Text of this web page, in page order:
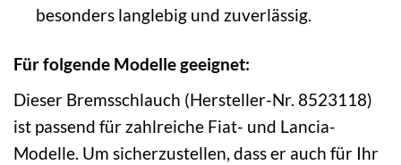
besonders langlebig und zuverlässig.
Für folgende Modelle geeignet:
Dieser Bremsschlauch (Hersteller-Nr. 8523118)
ist passend für zahlreiche Fiat- und Lancia-
Modelle. Um sicherzustellen, dass er auch für Ihr